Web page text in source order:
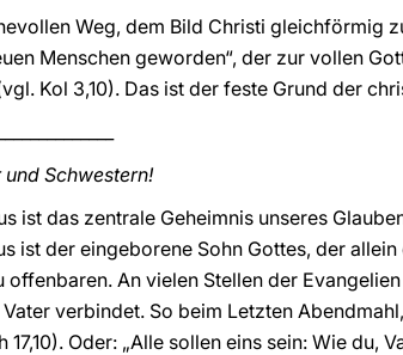
Weg, dem Bild Christi gleichförmig
Menschen geworden“, der zur vollen
Kol 3,10). Das ist der feste Grund der
Schwestern!
ist das zentrale Geheimnis unseres
ist der eingeborene Sohn Gottes, der
offenbaren. An vielen Stellen der
verbindet. So beim Letzten
17,10). Oder: „Alle sollen eins sein: Wie du,